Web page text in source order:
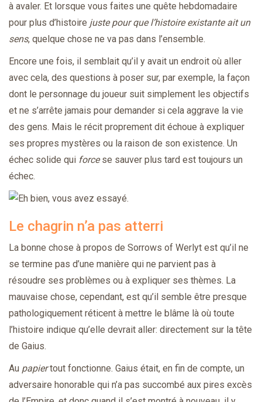
à avaler. Et lorsque vous faites une quête hebdomadaire
pour plus d’histoire juste pour que l’histoire existante ait un
sens, quelque chose ne va pas dans l’ensemble.
Encore une fois, il semblait qu’il y avait un endroit où aller
avec cela, des questions à poser sur, par exemple, la façon
dont le personnage du joueur suit simplement les objectifs
et ne s’arrête jamais pour demander si cela aggrave la vie
des gens. Mais le récit proprement dit échoue à expliquer
ses propres mystères ou la raison de son existence. Un
échec solide qui forcese sauver plus tard est toujours un
échec.
Le chagrin n’a pas atterri
La bonne chose à propos de Sorrows of Werlyt est qu’il ne
se termine pas d’une manière qui ne parvient pas à
résoudre ses problèmes ou à expliquer ses thèmes. La
mauvaise chose, cependant, est qu’il semble être presque
pathologiquement réticent à mettre le blâme là où toute
l’histoire indique qu’elle devrait aller: directement sur la tête
de Gaius.
Au papiertout fonctionne. Gaius était, en fin de compte, un
adversaire honorable qui n’a pas succombé aux pires excès